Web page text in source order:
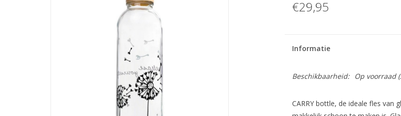
€29,95
Informatie
Beschikbaarheid: Op voorraad
CARRY bottle, de ideale fles van